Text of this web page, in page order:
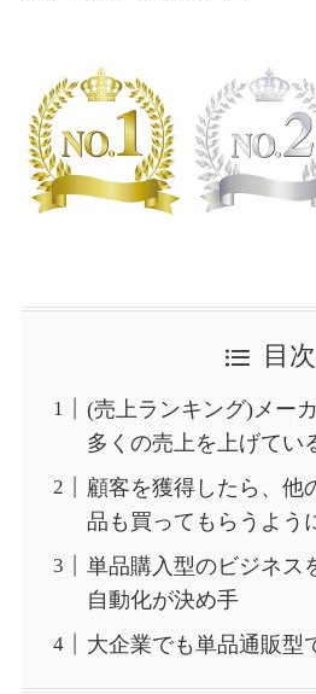
目次
(売上ランキング)メー
多くの売上を上げてい
顧客を獲得したら、他
品も買ってもらうよう
単品購入型のビジネス
自動化が決め手
大企業でも単品通販型